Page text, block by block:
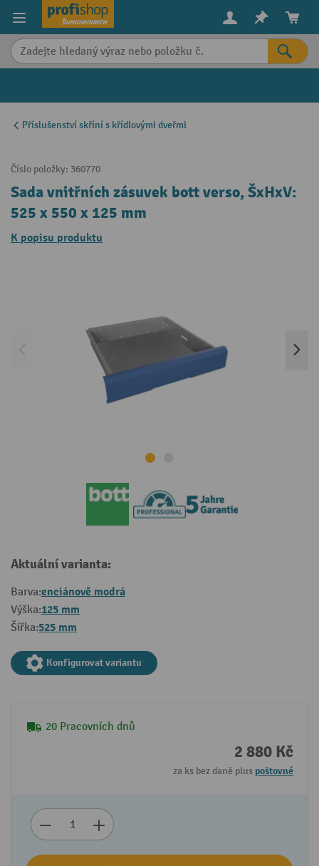
content
Příslušenství skříní s křídlovými dveřmi
Číslo položky: 360770
Sada vnitřních zásuvek bott verso, ŠxHxV:
525 x 550 x 125 mm
K popisu produktu
Aktuální varianta:
Barva:enciánově modrá
Výška:125 mm
Šířka:525 mm
Konfigurovat variantu
20 Pracovních dnů
2 880 Kč
za ks bez daně plus poštovné